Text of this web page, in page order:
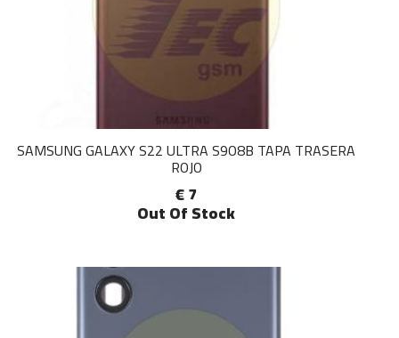
SAMSUNG GALAXY S22 ULTRA S9O8B TAPA TRASERA
ROJO
€ 7
Out Of Stock